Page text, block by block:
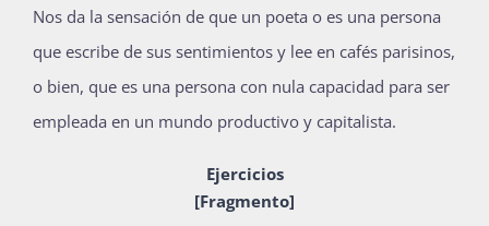
Nos da la sensación de que un poeta o es una persona
que escribe de sus sentimientos y lee en cafés parisinos,
o bien, que es una persona con nula capacidad para ser
empleada en un mundo productivo y capitalista.
Ejercicios
[Fragmento]